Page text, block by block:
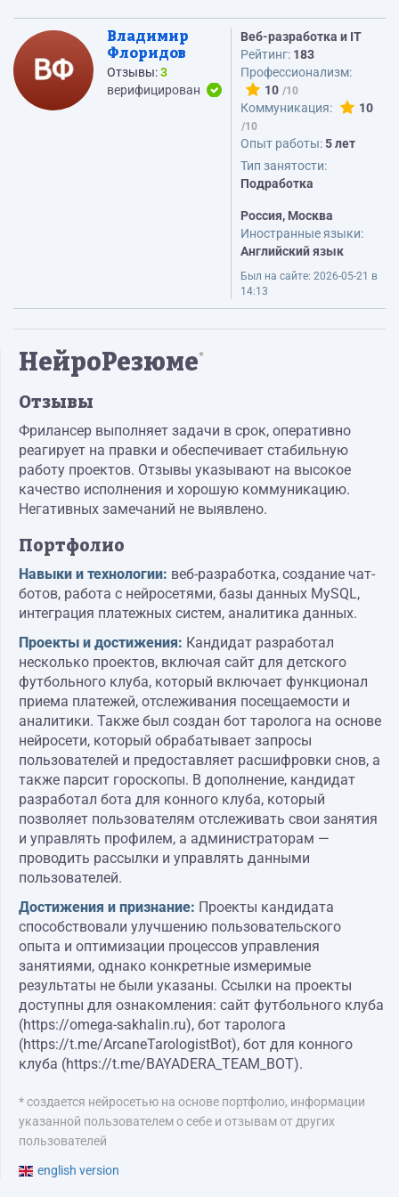
Владимир
Флоридов
Отзывы:3
верифицирован
Веб-разработка и IT
Рейтинг: 183
Профессионализм:
10
Коммуникация:
10
Опыт работы:5 лет
Тип занятости:
Подработка
Россия, Москва
Иностранные языки:
Английский язык
Был на сайте: 2026-05-21 в
14:13
НейроРезюме*
Отзывы
Фрилансер выполняет задачи в срок, оперативно
реагирует на правки и обеспечивает стабильную
работу проектов. Отзывы указывают на высокое
качество исполнения и хорошую коммуникацию.
Негативных замечаний не выявлено.
Портфолио
Навыки и технологии: веб-разработка, создание чат-
ботов, работа с нейросетями, базы данных MySQL,
интеграция платежных систем, аналитика данных.
Проекты и достижения: Кандидат разработал
несколько проектов, включая сайт для детского
футбольного клуба, который включает функционал
приема платежей, отслеживания посещаемости и
аналитики. Также был создан бот таролога на основе
нейросети, который обрабатывает запросы
пользователей и предоставляет расшифровки снов, а
также парсит гороскопы. В дополнение, кандидат
разработал бота для конного клуба, который
позволяет пользователям отслеживать свои занятия
и управлять профилем, а администраторам —
проводить рассылки и управлять данными
пользователей.
Достижения и признание: Проекты кандидата
способствовали улучшению пользовательского
опыта и оптимизации процессов управления
занятиями, однако конкретные измеримые
результаты не были указаны. Ссылки на проекты
доступны для ознакомления: сайт футбольного клуба
(https://omega-sakhalin.ru), бот таролога
(https://t.me/ArcaneTarologistBot), бот для конного
клуба (https://t.me/BAYADERA_TEAM_BOT).
* создается нейросетью на основе портфолио, информации
указанной пользователем о себе и отзывам от других
пользователей
english version